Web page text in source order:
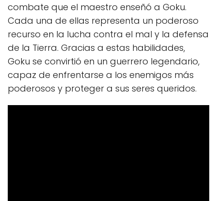
combate que el maestro enseñó a Goku.
Cada una de ellas representa un poderoso
recurso en la lucha contra el mal y la defensa
de la Tierra. Gracias a estas habilidades,
Goku se convirtió en un guerrero legendario,
capaz de enfrentarse a los enemigos más
poderosos y proteger a sus seres queridos.